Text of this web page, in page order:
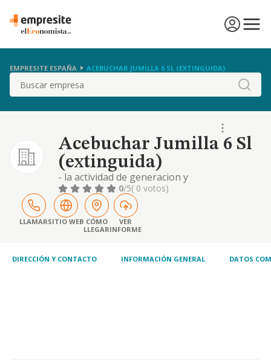
EMPRESITE ESPAÑA ACEBUCHAR JUMILLA 6 SL (EXTINGUIDA)
Buscar
Acebuchar Jumilla 6 Sl
(extinguida)
- la actividad de generacion y
comercializacion de energia electrica en los
terminos previstos en la ley 54/1997 de 27
de noviembre del sector electrico. - las
actividades de transporte y distribucion de
energia electric
0/5( 0 votos)
LLAMARSITIO WEB CÓMO
LLEGAR
VER
INFORME
DIRECCIÓN Y CONTACTO INFORMACIÓN GENERAL DATOS